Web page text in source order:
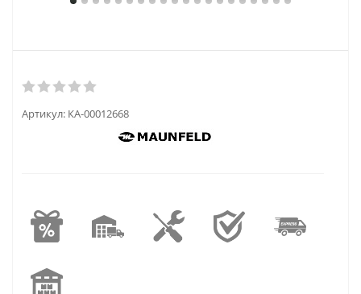
Артикул: КА-00012668